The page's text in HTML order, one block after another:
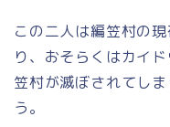
この二人は編笠村の
り、おそらくはカイ
笠村が滅ぼされてし
う。